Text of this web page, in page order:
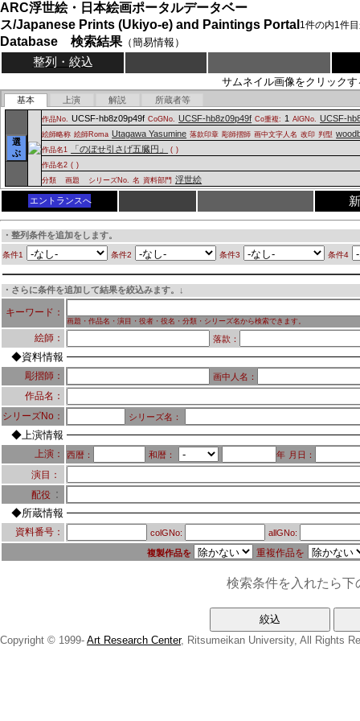
ARC浮世絵・日本絵画ポータルデータベー
ス/Japanese Prints (Ukiyo-e) and Paintings Portal
Database 検索結果（簡易情報）
1件の内1件
整列・絞込
サムネイル画像をクリック
基本 上演 解説 所蔵者等
選
ぶ
作品No. UCSF-hb8z09p49f CoGNo. UCSF-hb8z09p49f Co重複: 1 AlGNo. UCSF-
絵師略称 絵師Roma Utagawa Yasumine 落款印章 彫師摺師 画中文字人名 改印 判型
作品名1 「のぼせ引さげ五臓円」 ( )
作品名2 ( )
分類
画題 シリーズNo. 名 資料部門 浮世絵
エントランスへ
・整列条件を追加をします。
条件1 条件2 条件3 条件4
・さらに条件を追加して結果を絞込みます。↓
キーワード：
画題・作品名・演目・役者・役名・分類・シリーズ名から検索できます。
絵師： 落款：
◆資料情報
彫摺師： 画中人名：
作品名：
シリーズNo：
シリーズ名：
◆上演情報
上演： 西暦： 和暦： 年 月日：
演目：
配役 ：
◆所蔵情報
資料番号： colGNo: allGNo:
複製作品を 重複作品を
検索条件を入れたら
Copyright © 1999- Art Research Center, Ritsumeikan University, All Rights